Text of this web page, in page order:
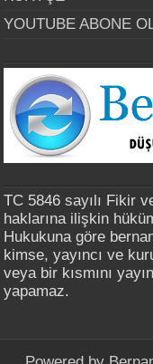
YOUTUBE ABONE
TC 5846 sayılı Fikir
haklarına ilişkin
Hukukuna göre
kimse, yayıncı ve
veya bir kısmını
yapamaz.